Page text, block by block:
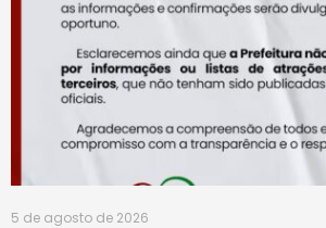
5 de agosto de 2026